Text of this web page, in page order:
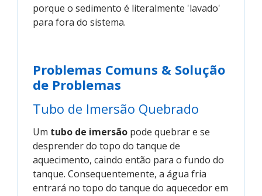
porque o sedimento é literalmente 'lavado'
para fora do sistema.
Problemas Comuns & Solução
de Problemas
Tubo de Imersão Quebrado
Um tubo de imersão pode quebrar e se
desprender do topo do tanque de
aquecimento, caindo então para o fundo do
tanque. Consequentemente, a água fria
entrará no topo do tanque do aquecedor em